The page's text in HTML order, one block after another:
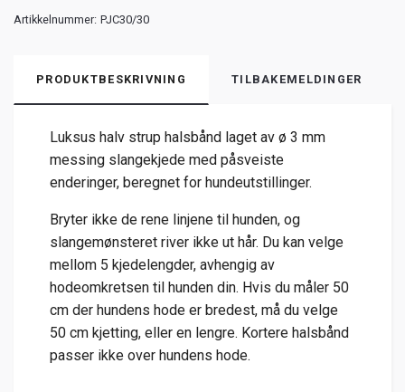
Artikkelnummer: PJC30/30
PRODUKTBESKRIVNING TILBAKEMELDINGER
Luksus halv strup halsbånd laget av ø 3 mm
messing slangekjede med påsveiste
enderinger, beregnet for hundeutstillinger.
Bryter ikke de rene linjene til hunden, og
slangemønsteret river ikke ut hår. Du kan velge
mellom 5 kjedelengder, avhengig av
hodeomkretsen til hunden din. Hvis du måler 50
cm der hundens hode er bredest, må du velge
50 cm kjetting, eller en lengre. Kortere halsbånd
passer ikke over hundens hode.